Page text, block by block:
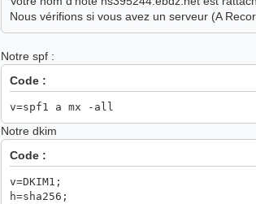
Nous vérifions si vous avez un serveur (A
Notre spf :
Code :
v=spf1 a mx -all
Notre dkim
Code :
v=DKIM1;
h=sha256;